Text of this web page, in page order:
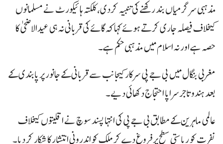
مذہبی سرگرمیاں بند رکھنے کی تنبیہ کردی، کلکتہ ہائیکورٹ نے مسلمانوں
کیخلاف فیصلہ جاری کرتے ہوئے کہا کہ گائے کی قربانی نہ ہی عیدالاضحی کا
حصہ ہے اور نہ اسلام میں مذہبی حکم ہے۔
مغربی بنگال میں بی جے پی سرکار کیجانب سے قربانی کے جانور پر پابندی کے
بعد ہندو تاجرسراپا احتجاج دکھائی دیے۔
عالمی ماہرین کے مطابق بی جے پی کی انتہا پسند سوچ نے اقلیتوں کیخلاف
نفرت کو ریاستی سطح پر فروغ دے کر ملک کو اندرونی انتشار کا شکار کر دیا۔